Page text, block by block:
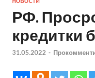
РФ.
кредитки
31.05.2022 -